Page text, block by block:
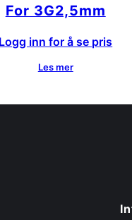
For 3G2,5mm
Logg inn for å se pris
Les mer